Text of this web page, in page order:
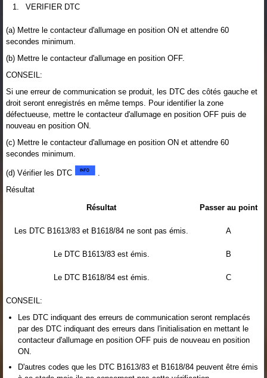
1. VERIFIER DTC
(a) Mettre le contacteur d'allumage en position ON et attendre 60
secondes minimum.
(b) Mettre le contacteur d'allumage en position OFF.
CONSEIL:
Si une erreur de communication se produit, les DTC des côtés gauche et
droit seront enregistrés en même temps. Pour identifier la zone
défectueuse, mettre le contacteur d'allumage en position OFF puis de
nouveau en position ON.
(c) Mettre le contacteur d'allumage en position ON et attendre 60
secondes minimum.
(d) Vérifier les DTC
Résultat
Résultat
Passer au point
Les DTC B1613/83 et B1618/84 ne sont pas émis. A
Le DTC B1613/83 est émis. B
Le DTC B1618/84 est émis. C
CONSEIL:
Les DTC indiquant des erreurs de communication seront remplacés
par des DTC indiquant des erreurs dans l'initialisation en mettant le
contacteur d'allumage en position OFF puis de nouveau en position
ON.
D'autres codes que les DTC B1613/83 et B1618/84 peuvent être émis